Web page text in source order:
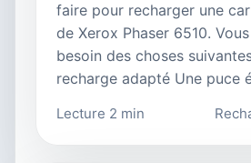
faire pour recharger une
de Xerox Phaser 6510.
besoin des choses
recharge adapté Une puce
Lecture 2 min